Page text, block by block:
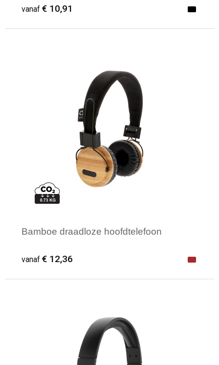
vanaf € 10,91
Bamboe draadloze hoofdtelefoon
vanaf € 12,36